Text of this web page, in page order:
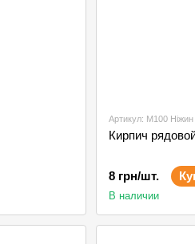
Артикул: М100 Ніжин
Кирпич
8 грн/шт.
В наличии